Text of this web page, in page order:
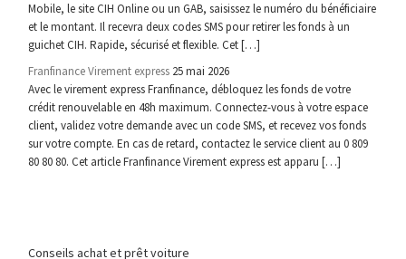
Mobile, le site CIH Online ou un GAB, saisissez le numéro du bénéficiaire
et le montant. Il recevra deux codes SMS pour retirer les fonds à un
guichet CIH. Rapide, sécurisé et flexible. Cet […]
Franfinance Virement express 25 mai 2026
Avec le virement express Franfinance, débloquez les fonds de votre
crédit renouvelable en 48h maximum. Connectez-vous à votre espace
client, validez votre demande avec un code SMS, et recevez vos fonds
sur votre compte. En cas de retard, contactez le service client au 0 809
80 80 80. Cet article Franfinance Virement express est apparu […]
Conseils achat et prêt voiture